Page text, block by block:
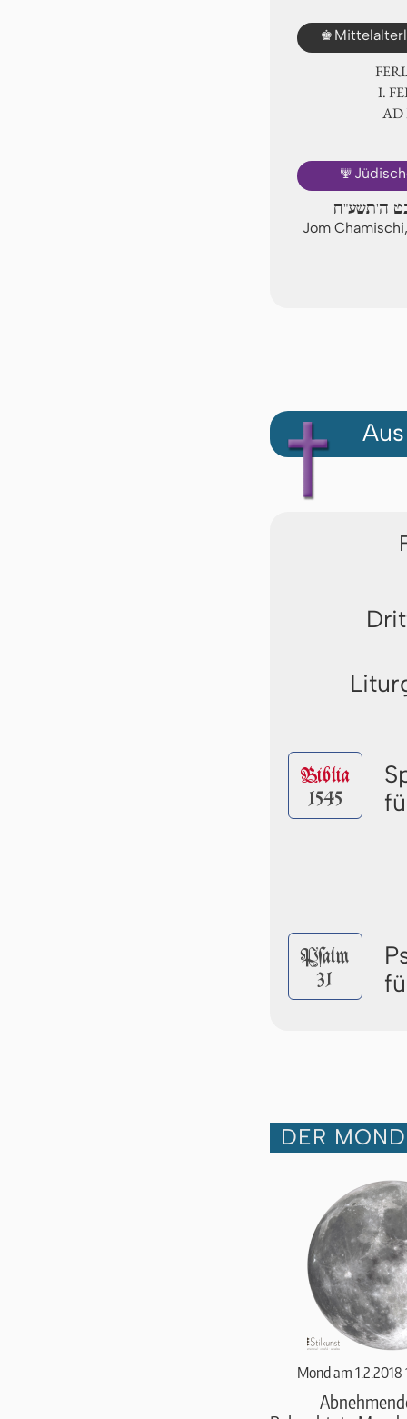
♚
Ⅰ.
🕎
ה'תשע"ח
Jom
Biblia
1545
Pſalm
31
DER
Mond am 1.2.2018